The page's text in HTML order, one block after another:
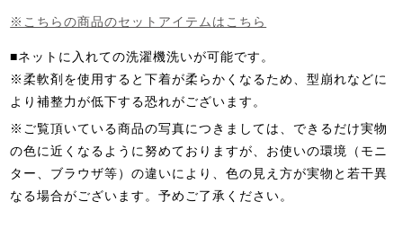
※こちらの商品のセットアイテムはこちら
■ネットに入れての洗濯機洗いが可能です。
※柔軟剤を使用すると下着が柔らかくなるため、型崩れなどに
より補整力が低下する恐れがございます。
※ご覧頂いている商品の写真につきましては、できるだけ実物
の色に近くなるように努めておりますが、お使いの環境（モニ
ター、ブラウザ等）の違いにより、色の見え方が実物と若干異
なる場合がございます。予めご了承ください。